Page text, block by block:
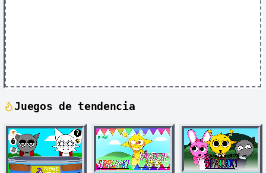
Juegos de tendencia